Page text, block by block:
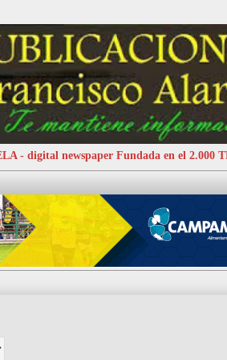
- digital newspaper Fundada en el 2.000